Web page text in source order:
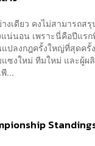
งเดียว คงไม่สามารถส
น่นอน เพราะนี่คือปีแร
ปลงกฎครั้งใหญ่ที่สุดครั้
แซงใหม่ ทีมใหม่ และผู้
...